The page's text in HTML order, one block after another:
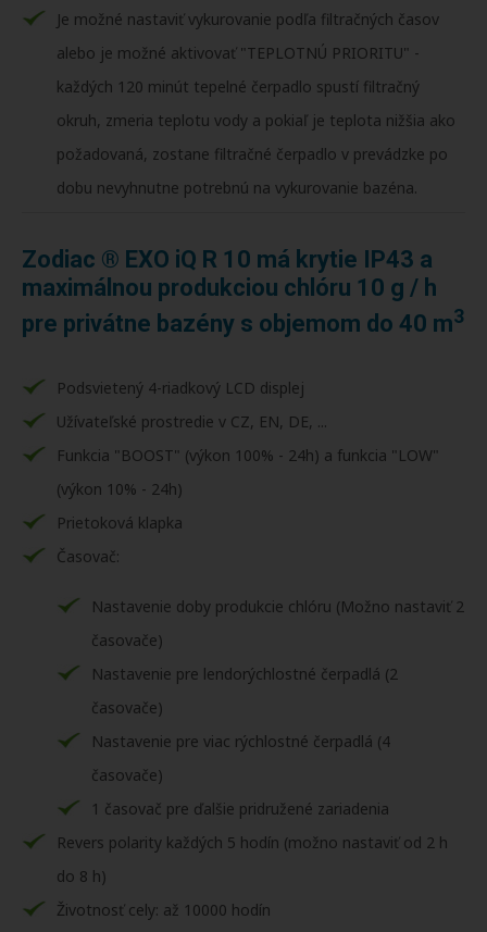
Je možné nastaviť vykurovanie podľa filtračných časov
alebo je možné aktivovať "TEPLOTNÚ PRIORITU" -
každých 120 minút tepelné čerpadlo spustí filtračný
okruh, zmeria teplotu vody a pokiaľ je teplota nižšia ako
požadovaná, zostane filtračné čerpadlo v prevádzke po
dobu nevyhnutne potrebnú na vykurovanie bazéna.
Zodiac ® EXO iQ R 10 má krytie IP43 a
maximálnou produkciou chlóru 10 g / h
pre privátne bazény s objemom do 40 m3
Podsvietený 4-riadkový LCD displej
Užívateľské prostredie v CZ, EN, DE, ...
Funkcia "BOOST" (výkon 100% - 24h) a funkcia "LOW"
(výkon 10% - 24h)
Prietoková klapka
Časovač:
Nastavenie doby produkcie chlóru (Možno nastaviť 2
časovače)
Nastavenie pre lendorýchlostné čerpadlá (2
časovače)
Nastavenie pre viac rýchlostné čerpadlá (4
časovače)
1 časovač pre ďalšie pridružené zariadenia
Revers polarity každých 5 hodín (možno nastaviť od 2 h
do 8 h)
Životnosť cely: až 10000 hodín